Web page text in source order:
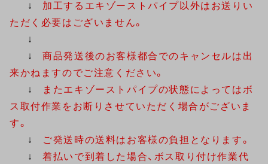
↓
加工するエキゾーストパイプ以外はお送りい
ただく必要はございません。
↓
↓
商品発送後のお客様都合でのキャンセルは出
来かねますのでご注意ください。
↓
またエキゾーストパイプの状態によってはボ
ス取付作業をお断りさせていただく場合がございま
す。
↓
ご発送時の送料はお客様の負担となります。
↓
着払いで到着した場合、ボス取り付け作業代